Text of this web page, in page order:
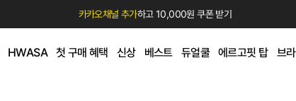
카카오채널 추가하고 10,000원 쿠폰 받기
HWASA 첫 구매 혜택 신상 베스트 듀얼쿨 에르고핏 탑 브라